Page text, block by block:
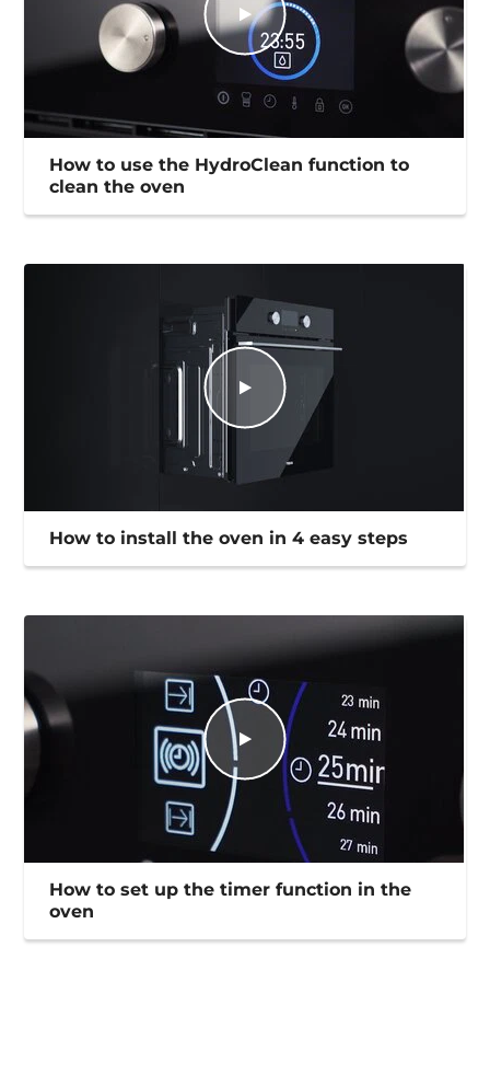
How to use the HydroClean function to
clean the oven
How to install the oven in 4 easy steps
How to set up the timer function in the
oven